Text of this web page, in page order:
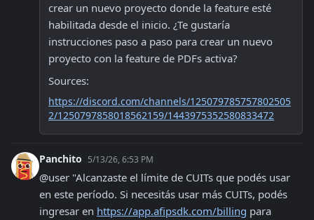
crear un nuevo proyecto donde la feature esté
habilitada desde el inicio. ¿Te gustaría
instrucciones paso a paso para crear un nuevo
proyecto con la feature de PDFs activa?
Sources:
https://discord.com/channels/125079785757802505
2/1250797858018562159/1443975352580833472
Panchito 5/13/26, 6:53 PM
@user "Alcanzaste el límite de CUITs que podés usar
en este período. Si necesitás usar más CUITs, podés
ingresar en https://app.afipsdk.com/billing para